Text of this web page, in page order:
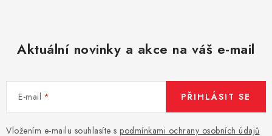
Aktuální novinky a akce na váš e-mail
E-mail
Vložením e-mailu souhlasíte s podmínkami ochrany osobních údajů
PŘIHLÁSIT SE